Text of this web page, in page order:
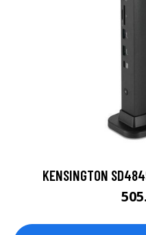
KENSINGTON